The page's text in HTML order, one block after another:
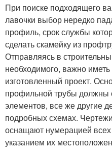
При поиске подходящего
лавочки выбор нередко
профиль, срок службы
сделать скамейку из
Отправляясь в
необходимого, важно
изготовленный проект.
профильной трубы должны
элементов, все же другие
подробных схемах.
оснащают нумерацией всех
указанием их